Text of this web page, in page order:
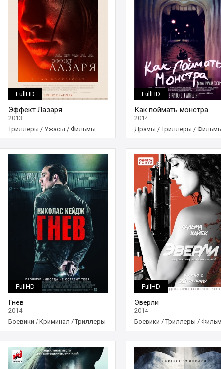
FullHD
Эффект Лазаря
2013
Триллеры / Ужасы / Фильмы
FullHD
Как поймать монстра
2014
Драмы /Триллеры /
FullHD
Гнев
2014
Боевики / Криминал /Триллеры
/Фильмы
FullHD
Эверли
2014
Боевики /Триллеры /